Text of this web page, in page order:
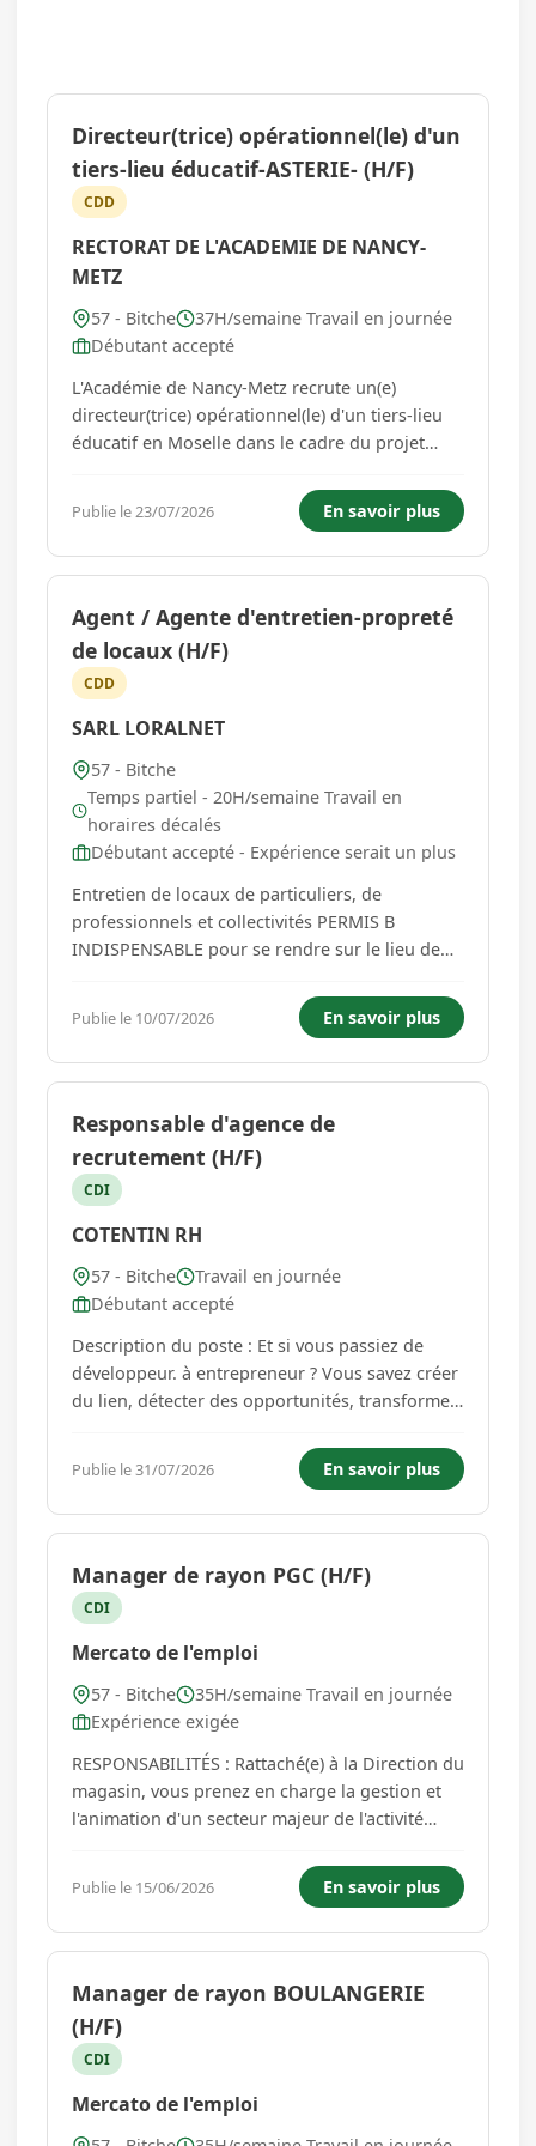
Directeur(trice) opérationnel(le) d'un
tiers-lieu éducatif-ASTERIE- (H/F)
CDD
RECTORAT DE L'ACADEMIE DE NANCY-
METZ
57 - Bitche
37H/semaine Travail en journée
Débutant accepté
L'Académie de Nancy-Metz recrute un(e)
directeur(trice) opérationnel(le) d'un tiers-lieu
éducatif en Moselle dans le cadre du projet
01/09/2026 jusqu'au 31/08/2027 renouvelable.
Vos missions principales : 1- Conduite de projet
: Ingénierie d'accompagnement...
Publie le 23/07/2026 En savoir plus
Agent / Agente d'entretien-propreté
de locaux (H/F)
CDD
SARL LORALNET
57 - Bitche
Temps partiel - 20H/semaine Travail en
horaires décalés
Débutant accepté - Expérience serait un plus
Entretien de locaux de particuliers, de
professionnels et collectivités PERMIS B
INDISPENSABLE pour se rendre sur le lieu de
WINGEN/MODER, GOETZENBRUCK, et aussi
BITCHE Une expérience serait un sérieux plus.
Une période d'adaptation au poste de travail est
p...
Publie le 10/07/2026 En savoir plus
Responsable d'agence de
recrutement (H/F)
CDI
COTENTIN RH
57 - Bitche
Travail en journée
Débutant accepté
Description du poste : Et si vous passiez de
développeur. à entrepreneur ? Vous savez créer
du lien, détecter des opportunités, transformer
développez, vous performez. Mais au fond, une
question s'impose : pourquoi ne pas mettre
cette énergie au ser...
Publie le 31/07/2026 En savoir plus
Manager de rayon PGC (H/F)
CDI
Mercato de l'emploi
57 - Bitche
35H/semaine Travail en journée
Expérience exigée
RESPONSABILITÉS : Rattaché(e) à la Direction du
magasin, vous prenez en charge la gestion et
l'animation d'un secteur majeur de l'activité
Piloter l'activité commerciale de votre
périmètre. - Assurer la gestion des commandes,
des approvisionnem...
Publie le 15/06/2026 En savoir plus
Manager de rayon BOULANGERIE
(H/F)
CDI
Mercato de l'emploi